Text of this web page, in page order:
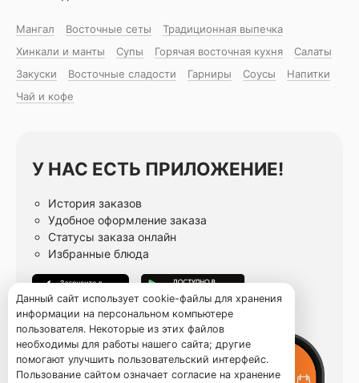
Мангал Восточные сеты
Традиционная выпечка
Хинкали и манты
Супы Горячая восточная куxня
Салаты
Закуски
Восточные сладости Гарниры Соусы
Напитки
Чай и кофе
У НАС ЕСТЬ ПРИЛОЖЕНИЕ!
История заказов
Удобное оформление заказа
Статусы заказа онлайн
Избранные блюда
Данный сайт использует cookie-файлы для хранения
информации на персональном компьютере
пользователя. Некоторые из этих файлов
необходимы для работы нашего сайта; другие
помогают улучшить пользовательский интерфейс.
Пользование сайтом означает согласие на хранение